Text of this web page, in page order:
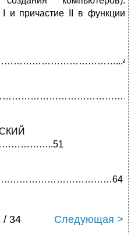
I и причастие II в функции
/ 34 Следующая >